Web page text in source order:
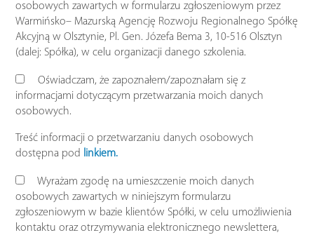
osobowych zawartych w formularzu zgłoszeniowym przez
Warmińsko– Mazurską Agencję Rozwoju Regionalnego Spółkę
Akcyjną w Olsztynie, Pl. Gen. Józefa Bema 3, 10-516 Olsztyn
(dalej: Spółka), w celu organizacji danego szkolenia.
Oświadczam, że zapoznałem/zapoznałam się z
informacjami dotyczącym przetwarzania moich danych
osobowych.
Treść informacji o przetwarzaniu danych osobowych
dostępna pod linkiem.
Wyrażam zgodę na umieszczenie moich danych
osobowych zawartych w niniejszym formularzu
zgłoszeniowym w bazie klientów Spółki, w celu umożliwienia
kontaktu oraz otrzymywania elektronicznego newslettera,